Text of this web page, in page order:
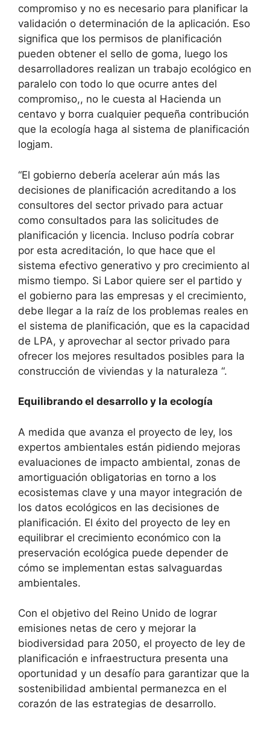
compromiso y no es necesario para planificar la
validación o determinación de la aplicación. Eso
significa que los permisos de planificación
pueden obtener el sello de goma, luego los
desarrolladores realizan un trabajo ecológico en
paralelo con todo lo que ocurre antes del
compromiso,, no le cuesta al Hacienda un
centavo y borra cualquier pequeña contribución
que la ecología haga al sistema de planificación
logjam.
“El gobierno debería acelerar aún más las
decisiones de planificación acreditando a los
consultores del sector privado para actuar
como consultados para las solicitudes de
planificación y licencia. Incluso podría cobrar
por esta acreditación, lo que hace que el
sistema efectivo generativo y pro crecimiento al
mismo tiempo. Si Labor quiere ser el partido y
el gobierno para las empresas y el crecimiento,
debe llegar a la raíz de los problemas reales en
el sistema de planificación, que es la capacidad
de LPA, y aprovechar al sector privado para
ofrecer los mejores resultados posibles para la
construcción de viviendas y la naturaleza “.
Equilibrando el desarrollo y la ecología
A medida que avanza el proyecto de ley, los
expertos ambientales están pidiendo mejoras
evaluaciones de impacto ambiental, zonas de
amortiguación obligatorias en torno a los
ecosistemas clave y una mayor integración de
los datos ecológicos en las decisiones de
planificación. El éxito del proyecto de ley en
equilibrar el crecimiento económico con la
preservación ecológica puede depender de
cómo se implementan estas salvaguardas
ambientales.
Con el objetivo del Reino Unido de lograr
emisiones netas de cero y mejorar la
biodiversidad para 2050, el proyecto de ley de
planificación e infraestructura presenta una
oportunidad y un desafío para garantizar que la
sostenibilidad ambiental permanezca en el
corazón de las estrategias de desarrollo.